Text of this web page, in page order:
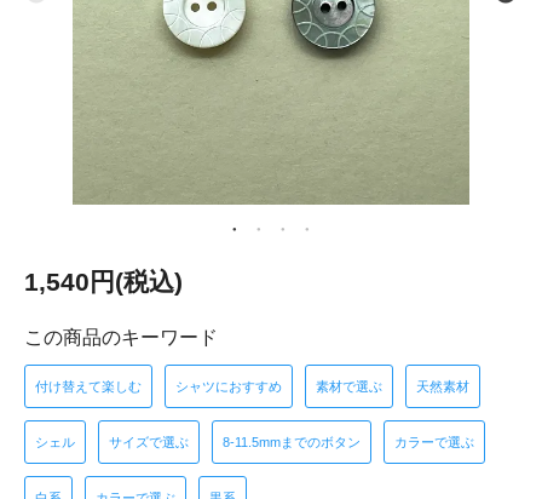
1,540円(税込)
この商品のキーワード
付け替えて楽しむ シャツにおすすめ 素材で選ぶ 天然素材
シェル サイズで選ぶ 8-11.5mmまでのボタン カラーで選ぶ